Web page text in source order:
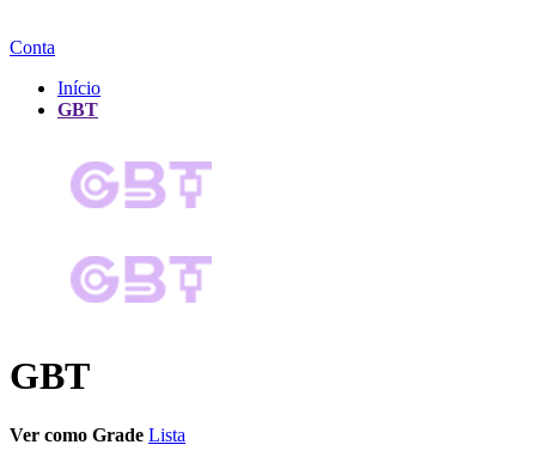
Conta
Início
GBT
GBT
Ver como Grade Lista